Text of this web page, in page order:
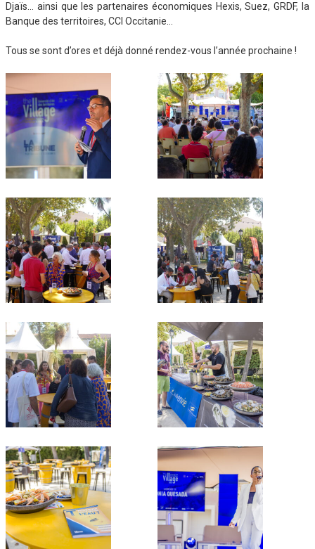
Djaïs… ainsi que les partenaires économiques Hexis, Suez, GRDF, la
Banque des territoires, CCI Occitanie…
Tous se sont d’ores et déjà donné rendez-vous l’année prochaine !